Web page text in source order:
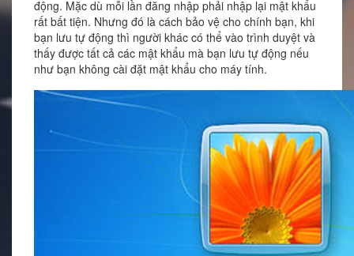
động. Mặc dù mỗi lần đăng nhập phải nhập lại mật khẩu
rất bất tiện. Nhưng đó là cách bảo vệ cho chính bạn, khi
bạn lưu tự động thì người khác có thể vào trình duyệt và
thấy được tất cả các mật khẩu mà bạn lưu tự động nếu
như bạn không cài đặt mật khẩu cho máy tính.